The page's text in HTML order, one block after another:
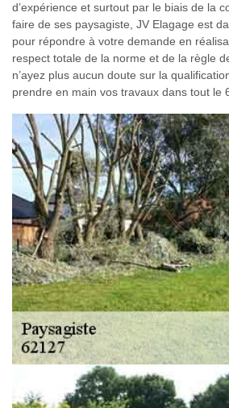
d’expérience et surtout par le biais de la
faire de ses paysagiste, JV Elagage est
pour répondre à votre demande en
respect totale de la norme et de la règle
n’ayez plus aucun doute sur la
prendre en main vos travaux dans tout le